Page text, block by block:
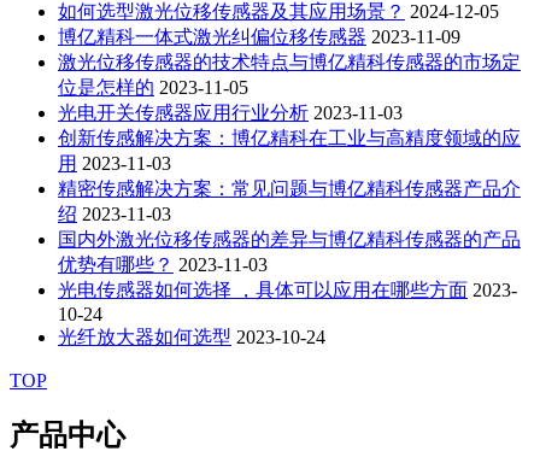
如何选型激光位移传感器及其应用场景？ 2024-12-05
博亿精科一体式激光纠偏位移传感器 2023-11-09
激光位移传感器的技术特点与博亿精科传感器的市场定
位是怎样的 2023-11-05
光电开关传感器应用行业分析 2023-11-03
创新传感解决方案：博亿精科在工业与高精度领域的应
用 2023-11-03
精密传感解决方案：常见问题与博亿精科传感器产品介
绍 2023-11-03
国内外激光位移传感器的差异与博亿精科传感器的产品
优势有哪些？ 2023-11-03
光电传感器如何选择 ，具体可以应用在哪些方面 2023-
10-24
光纤放大器如何选型 2023-10-24
TOP
产品中心